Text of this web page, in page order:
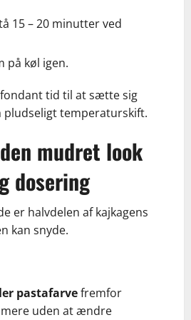
15 – 20 minutter ved
køl igen.
tid til at sætte sig
pludseligt temperaturskift.
mudret look
dosering
er halvdelen af kajkagens
kan snyde.
pastafarvefremfor
uden at ændre